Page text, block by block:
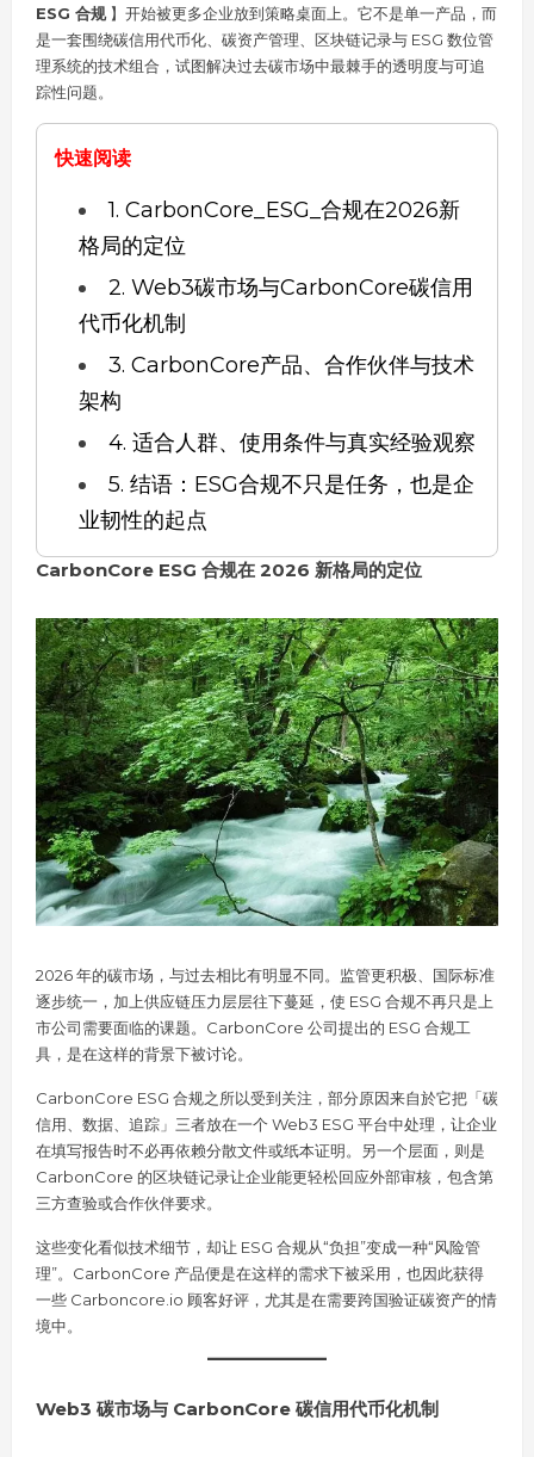
ESG 合规】开始被更多企业放到策略桌面上。它不是单一产品，而
是一套围绕碳信用代币化、碳资产管理、区块链记录与 ESG 数位管
理系统的技术组合，试图解决过去碳市场中最棘手的透明度与可追
踪性问题。
快速阅读
1. CarbonCore_ESG_合规在2026新
格局的定位
2. Web3碳市场与CarbonCore碳信用
代币化机制
3. CarbonCore产品、合作伙伴与技术
架构
4. 适合人群、使用条件与真实经验观察
5. 结语：ESG合规不只是任务，也是企
业韧性的起点
CarbonCore ESG 合规在 2026 新格局的定位
2026 年的碳市场，与过去相比有明显不同。监管更积极、国际标准
逐步统一，加上供应链压力层层往下蔓延，使 ESG 合规不再只是上
市公司需要面临的课题。CarbonCore 公司提出的 ESG 合规工
具，是在这样的背景下被讨论。
CarbonCore ESG 合规之所以受到关注，部分原因来自於它把「碳
信用、数据、追踪」三者放在一个 Web3 ESG 平台中处理，让企业
在填写报告时不必再依赖分散文件或纸本证明。另一个层面，则是
CarbonCore 的区块链记录让企业能更轻松回应外部审核，包含第
三方查验或合作伙伴要求。
这些变化看似技术细节，却让 ESG 合规从“负担”变成一种“风险管
理”。CarbonCore 产品便是在这样的需求下被采用，也因此获得
一些 Carboncore.io 顾客好评，尤其是在需要跨国验证碳资产的情
境中。
Web3 碳市场与 CarbonCore 碳信用代币化机制